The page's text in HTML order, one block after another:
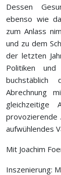
Dessen
ebenso wie
zum Anlass
und zu dem
der letzten
Politiken und
buchstäblich
Abrechnung
gleichzeitige
provozierende
aufwühlendes
Mit Joachim
Inszenierung: